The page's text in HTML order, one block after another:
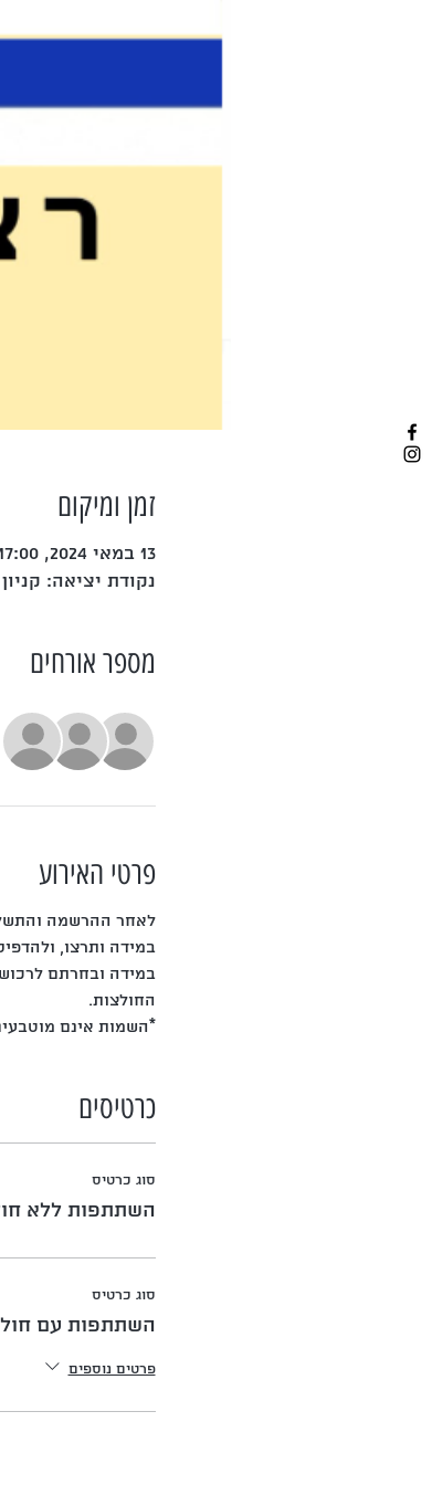
זמן ומיקום
13 במאי 2024, 17:00 – 19:00
נקודת יציאה:
מספר אורחים
פרטי האירוע
לאחר ההרשמה
במידה ותרצו,
במידה ובחרתם
החולצות.
*השמות אינם
כרטיסים
סוג כרטיס
השתתפות ללא
סוג כרטיס
השתתפות עם
פרטים נוספים